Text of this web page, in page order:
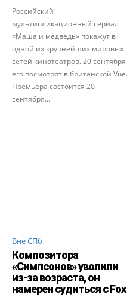
Российский
мультипликационный сериал
«Маша и медведь» покажут в
одной их крупнейших мировых
сетей кинотеатров. 20 сентября
его посмотрят в британской Vue.
Премьера состоится 20
сентября...
Вне СПб
Композитора
«Симпсонов» уволили
из-за возраста, он
намерен судиться с Fox